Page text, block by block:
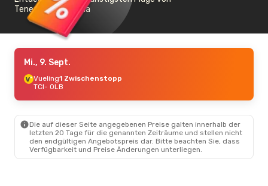
Teneriffa nach Olbia
Mi., 9. Sept.
Vueling1 Zwischenstopp
TCI- OLB
Die auf dieser Seite angegebenen Preise galten innerhalb der
letzten 20 Tage für die genannten Zeiträume und stellen nicht
den endgültigen Angebotspreis dar. Bitte beachten Sie, dass
Verfügbarkeit und Preise Änderungen unterliegen.